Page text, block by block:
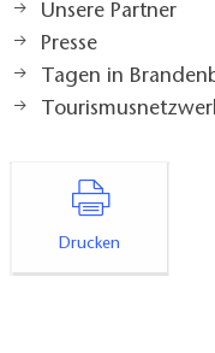
Unsere Partner
Presse
Tagen in
Drucken